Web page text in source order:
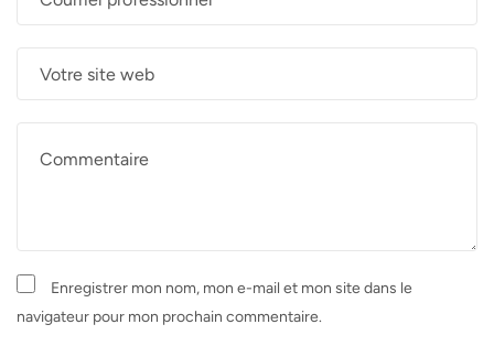
Enregistrer mon nom, mon e-mail et mon site dans le
navigateur pour mon prochain commentaire.